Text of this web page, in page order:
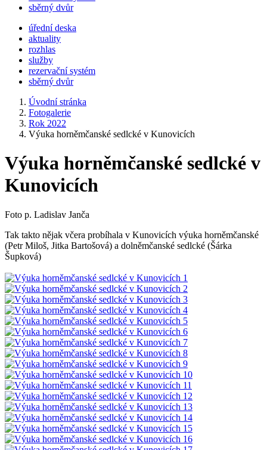
sběrný dvůr
úřední deska
aktuality
rozhlas
služby
rezervační systém
sběrný dvůr
Úvodní stránka
Fotogalerie
Rok 2022
Výuka horněmčanské sedlcké v Kunovicích
Výuka horněmčanské sedlcké v
Kunovicích
Foto p. Ladislav Janča
Tak takto nějak včera probíhala v Kunovicích výuka horněmčanské
(Petr Miloš, Jitka Bartošová) a dolněmčanské sedlcké (Šárka
Šupková)